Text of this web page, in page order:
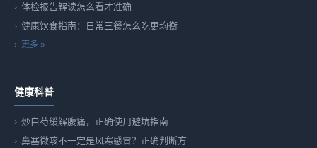
体检报告解读怎么看才准确
健康饮食指南：日常三餐怎么吃更均衡
更多 »
健康科普
炒白芍缓解腹痛，正确使用避坑指南
鼻塞微咳不一定是风寒感冒？正确判断方